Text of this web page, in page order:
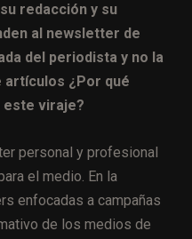
redacción y su
al newsletter de
del periodista y no la
artículos ¿Por qué
este viraje?
personal y profesional
el medio. En la
enfocadas a campañas
de los medios de